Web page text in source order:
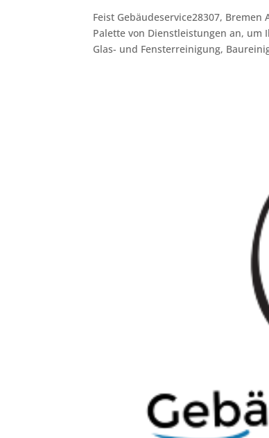
Feist Gebäudeservice28307,
Palette von Dienstleistungen an,
Glas- und Fensterreinigung,